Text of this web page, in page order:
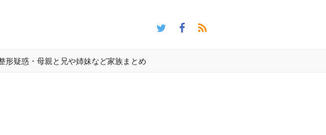
形疑惑・母親と兄や姉妹など家族まとめ